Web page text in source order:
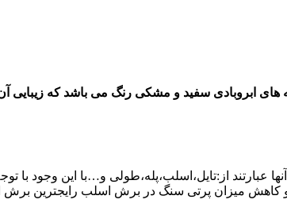
ابروبادی سفید و مشکی رنگ می باشد که زیبایی
از:تایل،اسلب،پله،طولی و…با این وجود با
و کاهش میزان پرتی سنگ در برش اسلب رایجترین